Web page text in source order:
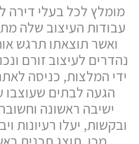
מומלץ לכל בעלי
עבודות העיצוב שלה
ואשר תוצאתו תרגש
נהדרים לעיצוב זורם
ידי המלצות, כניסה
הגעה לבתים שעוצבו
ישיבה ראשונה
ובקשות, יעלו רעיונות